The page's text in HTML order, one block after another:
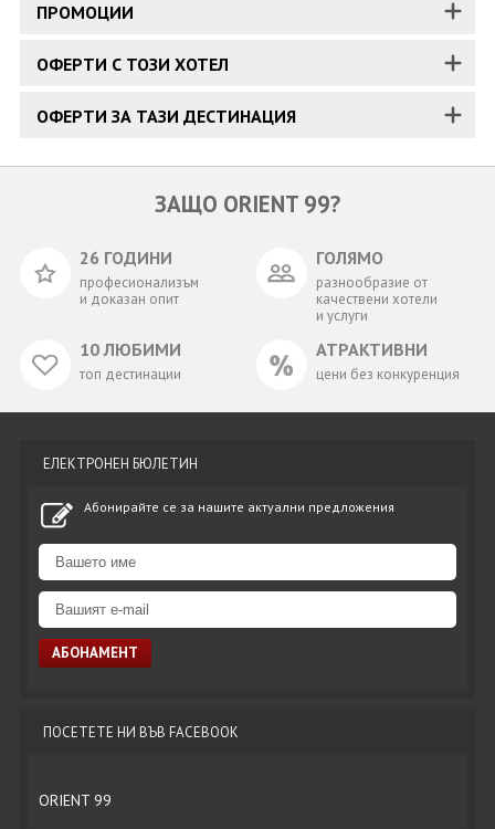
ПРОМОЦИИ
ОФЕРТИ С ТОЗИ ХОТЕЛ
ОФЕРТИ ЗА ТАЗИ ДЕСТИНАЦИЯ
ЗАЩО ORIENT 99?
26 ГОДИНИ
професионализъм
и доказан опит
ГОЛЯМО
разнообразие от
качествени хотели
и услуги
10 ЛЮБИМИ
топ дестинации
АТРАКТИВНИ
цени без конкуренция
ЕЛЕКТРОНЕН БЮЛЕТИН
Абонирайте се за нашите актуални предложения
ПОСЕТЕТЕ НИ ВЪВ FACEBOOK
ORIENT 99